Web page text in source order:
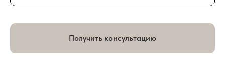
Получить консультацию